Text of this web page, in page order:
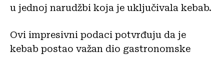
u jednoj narudžbi koja je uključivala kebab.
Ovi impresivni podaci potvrđuju da je
kebab postao važan dio gastronomske